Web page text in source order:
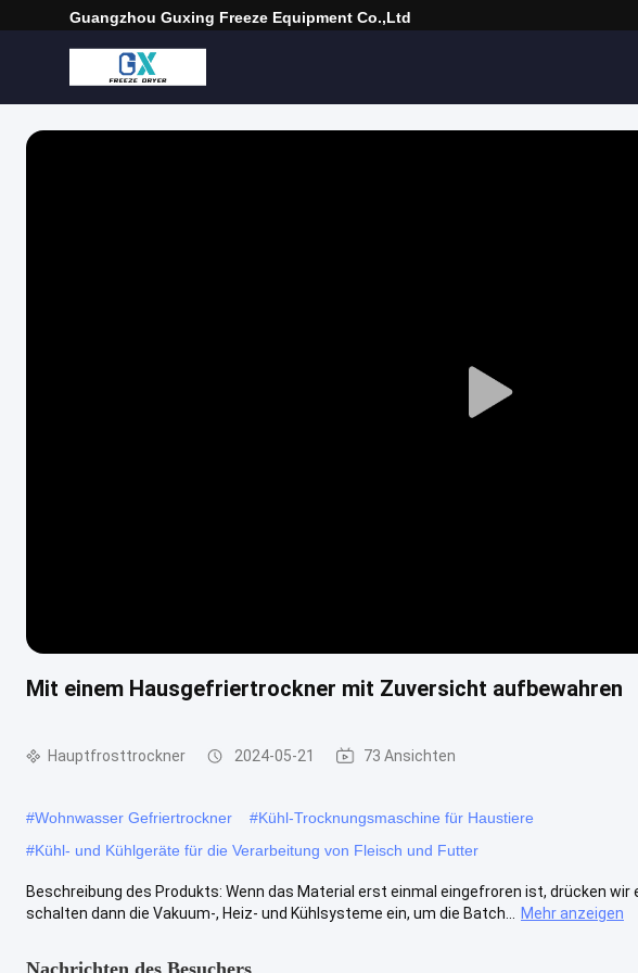
Guangzhou Guxing Freeze Equipment Co.,Ltd
Play
Mit einem Hausgefriertrockner mit Zuversicht aufbewahren
Hauptfrosttrockner 2024-05-21 73 Ansichten
#Wohnwasser Gefriertrockner #Kühl-Trocknungsmaschine für Haustiere
#Kühl- und Kühlgeräte für die Verarbeitung von Fleisch und Futter
Beschreibung des Produkts: Wenn das Material erst einmal eingefroren ist, drücken
schalten dann die Vakuum-, Heiz- und Kühlsysteme ein, um die Batch...
Mehr anzeigen
Nachrichten des Besuchers